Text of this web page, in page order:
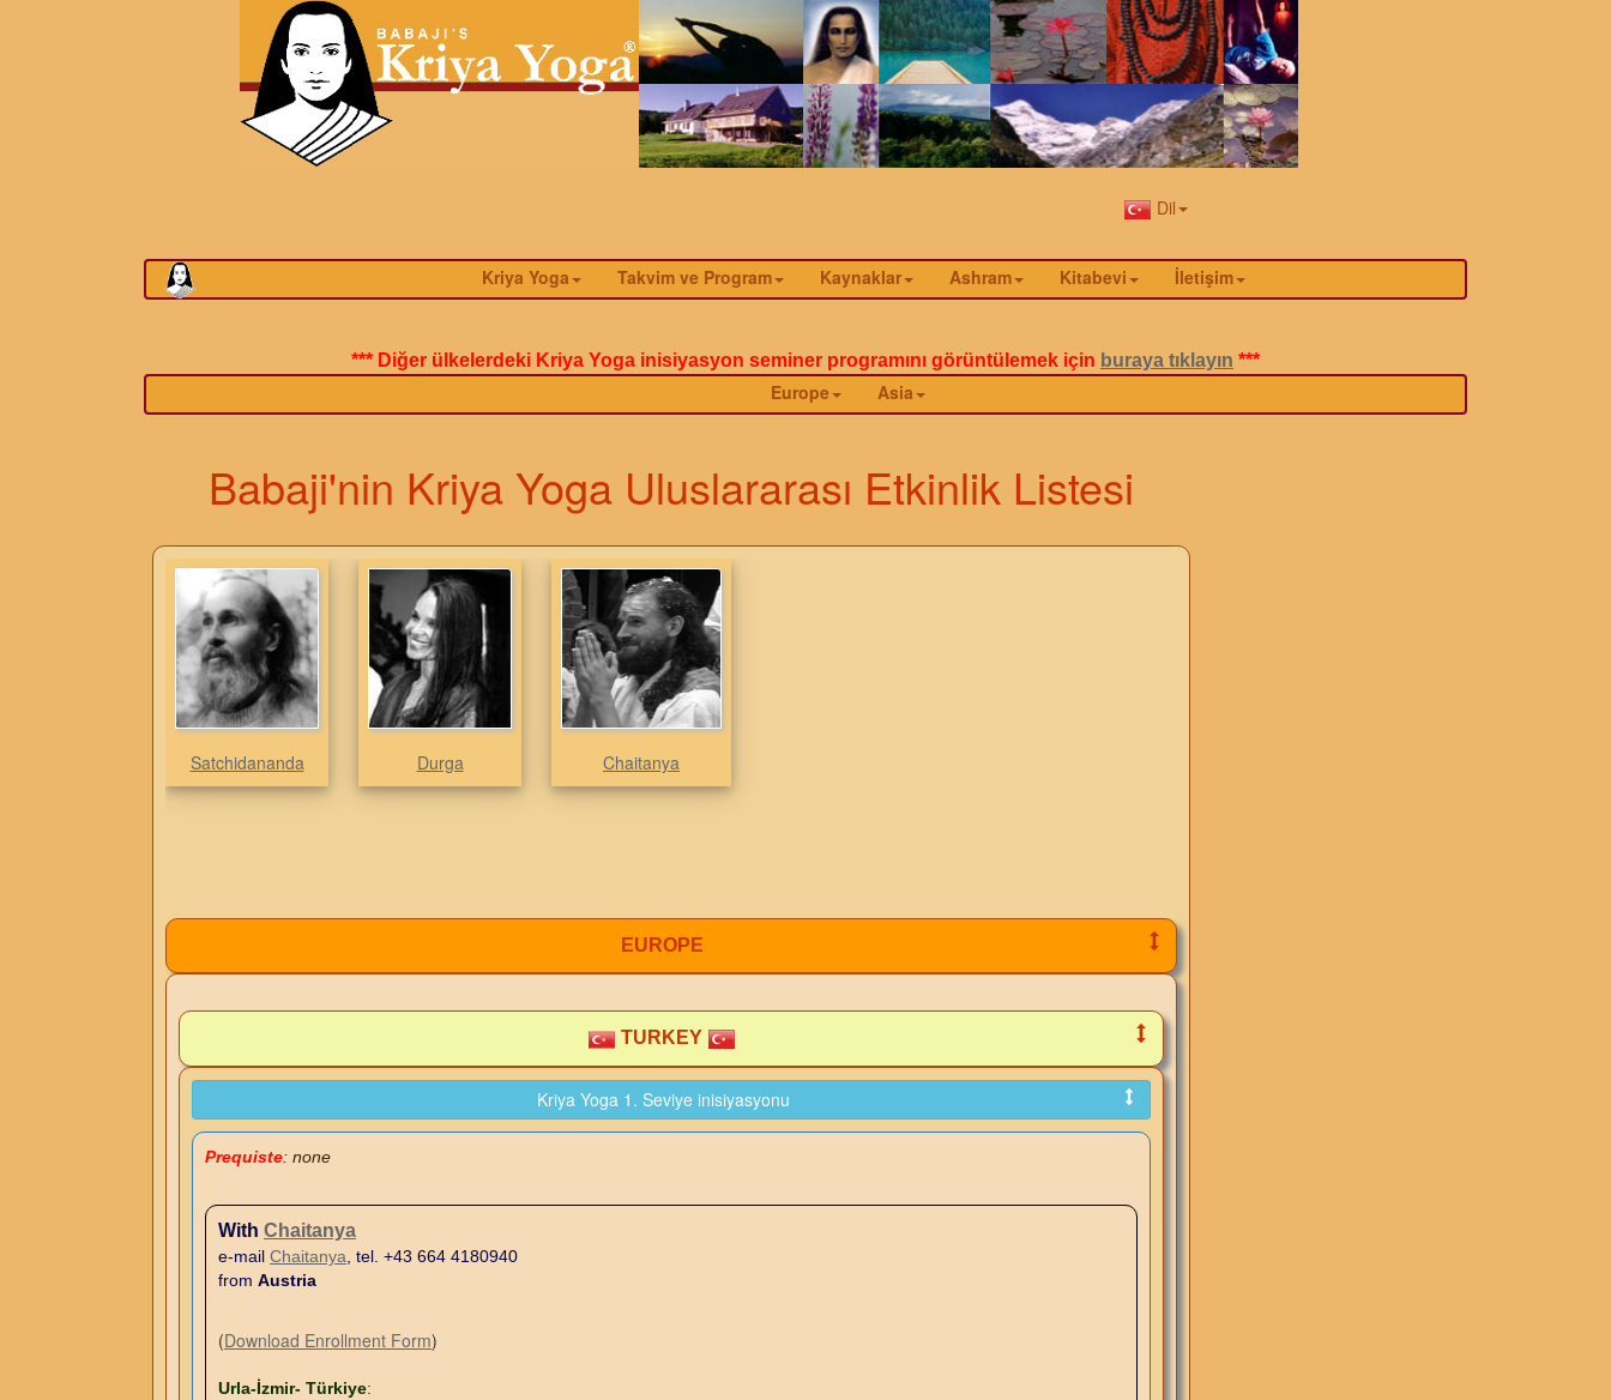
Dil
Kriya Yoga Takvim ve Program Kaynaklar Ashram Kitabevi İletişim
*** Diğer ülkelerdeki Kriya Yoga inisiyasyon seminer programını görüntülemek için buraya tıklayın ***
Europe Asia
Babaji'nin Kriya Yoga Uluslararası Etkinlik Listesi
Satchidananda Durga Chaitanya
EUROPE
TURKEY
Kriya Yoga 1. Seviye inisiyasyonu
Prequiste: none
With Chaitanya
e-mail Chaitanya , tel. +43 664 4180940
from Austria
(Download Enrollment Form)
Urla-İzmir- Türkiye: